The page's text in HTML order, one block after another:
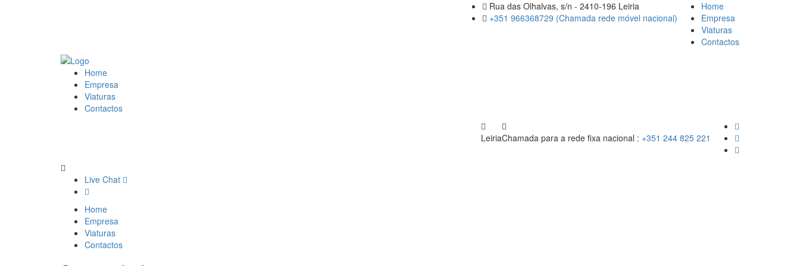
Home
Empresa
Viaturas
Contactos
Rua das Olhalvas, s/n - 2410-196 Leiria
+351 966368729 (Chamada rede móvel nacional)
Home
Empresa
Viaturas
Contactos
Chamada para a rede fixa nacional : +351 244 825 221
Leiria
Live Chat
Home
Empresa
Viaturas
Contactos